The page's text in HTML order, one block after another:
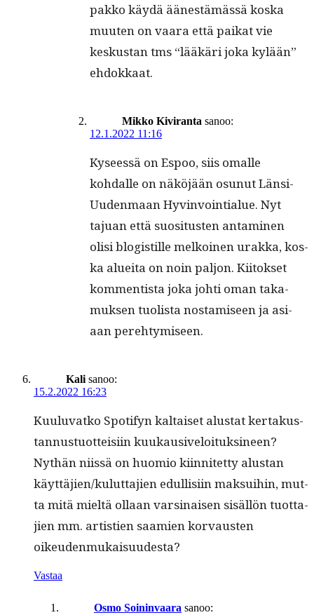
pakko käy­dä äänestämässä kos­ka
muuten on vaara että paikat vie
keskus­tan tms “lääkäri joka kylään”
ehdokkaat.
Mikko Kiviranta sanoo:
12.1.2022 11:16
Kyseessä on Espoo, siis oma­lle
kohdalle on näköjään osunut Län­si-
Uuden­maan Hyv­in­voin­tialue. Nyt
tajuan että suosi­tusten anta­mi­nen
olisi blo­gis­tille melkoinen urak­ka, kos­
ka aluei­ta on noin paljon. Kiitok­set
kom­men­tista joka johti oman taka­
muk­sen tuolista nos­tamiseen ja asi­
aan perehtymiseen.
Kali sanoo:
15.2.2022 16:23
Kuu­lu­vatko Spo­ti­fyn kaltaiset alu­s­tat ker­takus­
tan­nus­tuot­teisi­in kuukau­siveloituksi­neen?
Nythän niis­sä on huomio kiin­nitet­ty alus­tan
käyttäjien/kuluttajien edullisi­in mak­sui­hin, mut­
ta mitä mieltä ollaan varsi­naisen sisäl­lön tuot­ta­
jien mm. artistien saamien kor­vausten
oikeudenmukaisuudesta?
Vastaa
Osmo Soininvaara sanoo: